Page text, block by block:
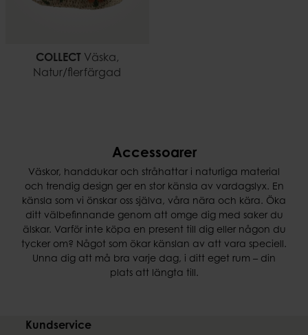
COLLECT
Väska,
Natur/flerfärgad
Accessoarer
Väskor, handdukar och stråhattar i naturliga material
och trendig design ger en stor känsla av vardagslyx. En
känsla som vi önskar oss själva, våra nära och kära. Öka
ditt välbefinnande genom att omge dig med saker du
älskar. Varför inte köpa en present till dig eller någon du
tycker om? Något som ökar känslan av att vara speciell.
Unna dig att må bra varje dag, i ditt eget rum – din
plats att längta till.
Kundservice